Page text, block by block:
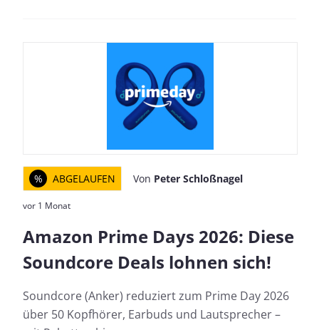
% ABGELAUFEN Von Peter Schloßnagel
vor 1 Monat
Amazon Prime Days 2026: Diese
Soundcore Deals lohnen sich!
Soundcore (Anker) reduziert zum Prime Day 2026
über 50 Kopfhörer, Earbuds und Lautsprecher –